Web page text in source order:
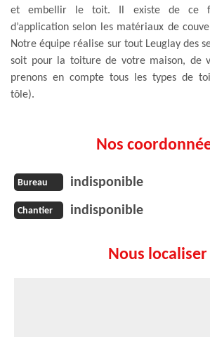
et embellir le toit. Il existe de ce
d’application selon les matériaux de
Notre équipe réalise sur tout Leuglay des
soit pour la toiture de votre maison, de
prenons en compte tous les types de
tôle).
Nos
Bureau indisponible
Chantier indisponible
Nous localiser